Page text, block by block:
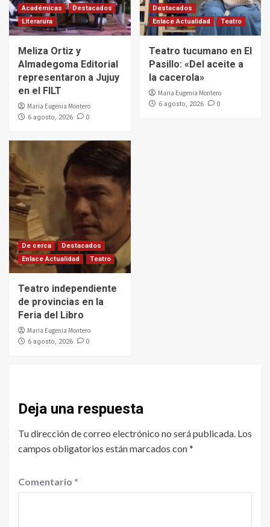
Académicas
Destacados
Literarura
Meliza Ortiz y
Almadegoma Editorial
representaron a Jujuy
en el FILT
Maria Eugenia Montero
6 agosto, 2026 0
Destacados
Enlace Actualidad
Teatro
Teatro tucumano en El
Pasillo: «Del aceite a
la cacerola»
Maria Eugenia Montero
6 agosto, 2026 0
De cerca
Destacados
Enlace Actualidad
Teatro
Teatro independiente
de provincias en la
Feria del Libro
Maria Eugenia Montero
6 agosto, 2026 0
Deja una respuesta
Tu dirección de correo electrónico no será publicada. Los
campos obligatorios están marcados con*
Comentario *